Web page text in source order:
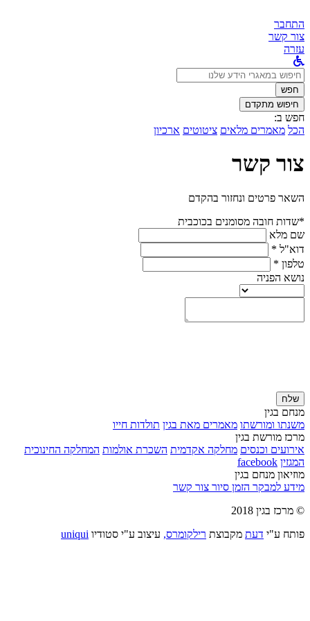
התחבר
צור קשר
עזרה
לחפש
ב:חפש
חיפוש מתקדם
חפש ב:
הכל מאמרים מלאים ציטוטים ארכיון
צור קשר
השאר פרטים ונחזור בהקדם
*שדות חובה מסומנים בכוכבית
שם מלא
דוא"ל *
טלפון *
נושא הפניה
שלח
מנחם בגין
משנתו ומורשתו מאמרים מאת בגין תולדות חייו
מרכז מורשת בגין
אירועים וכנסים מחלקה אקדמית השכרת אולמות המחלקה החינוכית
המגזין facebook
מוזיאון מנחם בגין
מידע למבקר הזמן סיור צור קשר
© מרכז בגין 2018
פותח ע"י דעת מקבוצת רילקומרס, עיצוב ע"י סטודיו uniqui